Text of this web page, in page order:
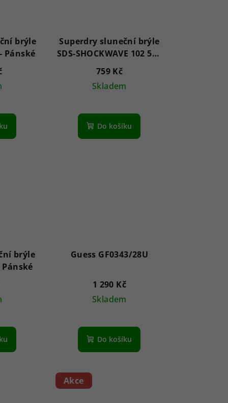
brýle
SS597001 Kean - Pánské
Superdry sluneční brýle
SDS-SHOCKWAVE 102 55 -
Unisex
759 Kč
Skladem
Do košíku
brýle
SE6159 91V 62 - Pánské
Guess GF0343/28U
1 290 Kč
Skladem
Do košíku
Akce